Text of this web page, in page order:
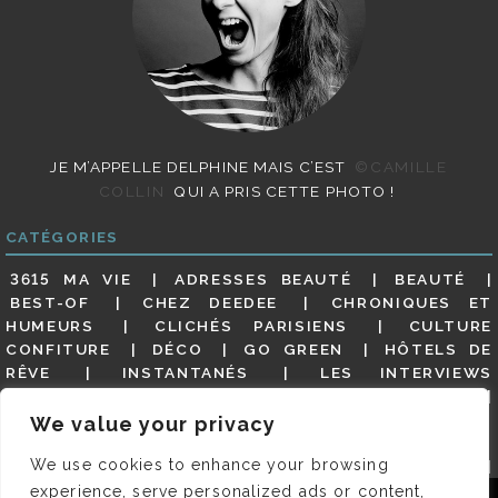
We value your privacy
We use cookies to enhance your browsing
experience, serve personalized ads or content,
JE M’APPELLE DELPHINE MAIS C’EST
©CAMILLE
COLLIN
QUI A PRIS CETTE PHOTO !
CATÉGORIES
3615 MA VIE ADRESSES BEAUTÉ
BEAUTÉ
BEST-OF
CHEZ DEEDEE
CHRONIQUES ET
HUMEURS
CLICHÉS PARISIENS
CULTURE
CONFITURE
DÉCO GO GREEN
HÔTELS DE
RÊVE
INSTANTANÉS
LES INTERVIEWS
MES ADRESSES
MODE NON CLASSÉ
GUIDE
PARIS EN PHOTOS
RESTAURANTS
REVUE DE PRESSE DÉTAILLÉE, SIOU PLAIT